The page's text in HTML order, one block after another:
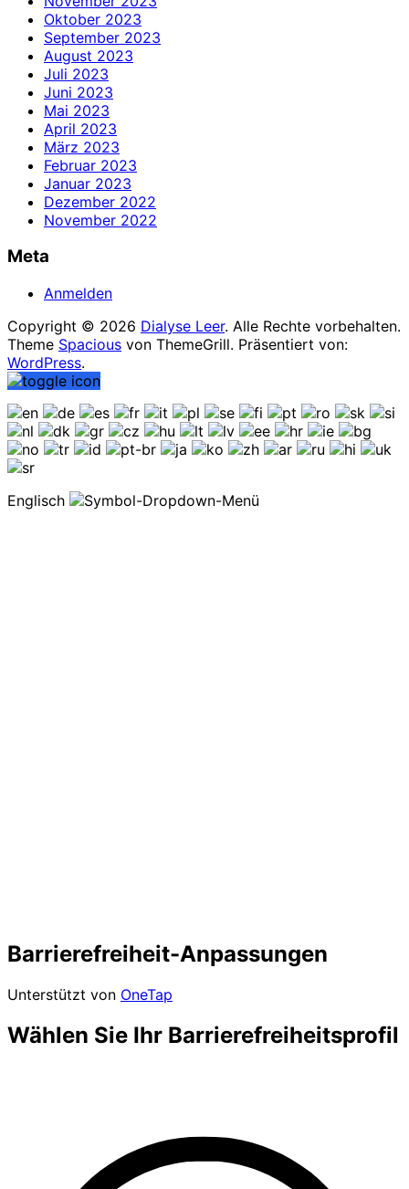
Oktober 2023
September 2023
August 2023
Juli 2023
Juni 2023
Mai 2023
April 2023
März 2023
Februar 2023
Januar 2023
Dezember 2022
November 2022
Meta
Anmelden
Copyright © 2026 Dialyse Leer. Alle Rechte vorbehalten.
Theme Spacious von ThemeGrill. Präsentiert von:
WordPress.
Englisch
Barrierefreiheit-Anpassungen
Unterstützt von OneTap
Wählen Sie Ihr Barrierefreiheitsprofil